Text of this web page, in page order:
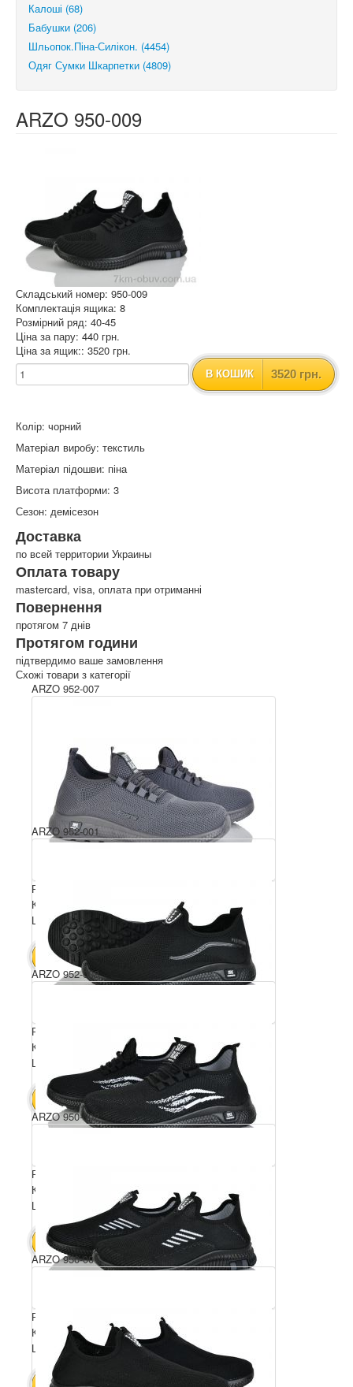
Калоші (68)
Бабушки (206)
Шльопок.Піна-Силікон. (4454)
Одяг Сумки Шкарпетки (4809)
ARZO 950-009
Складський номер: 950-009
Комплектація ящика: 8
Розмірний ряд: 40-45
Ціна за пару: 440 грн.
Ціна за ящик:: 3520 грн.
В КОШИК 3520 грн.
Колір: чорний
Матеріал виробу: текстиль
Матеріал підошви: піна
Висота платформи: 3
Сезон: демісезон
Доставка
по всей территории Украины
Оплата товару
mastercard, visa, оплата при отриманні
Повернення
протягом 7 днів
Протягом години
підтвердимо ваше замовлення
Схожі товари з категорії
ARZO 952-007
Розмірний ряд: 40-45
Комплектація ящика: 8
Ціна за пару: 440 грн.
В КОШИК
ARZO 952-001
Розмірний ряд: 40-45
Комплектація ящика: 8
Ціна за пару: 440 грн.
В КОШИК 3520 грн.
ARZO 952-008
Розмірний ряд: 40-45
Комплектація ящика: 8
Ціна за пару: 440 грн.
В КОШИК
ARZO 950-002
Розмірний ряд: 40-45
Комплектація ящика: 8
Ціна за пару: 440 грн.
В КОШИК
ARZO 950-001